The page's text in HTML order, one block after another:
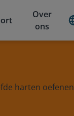
Over
ons
harten oefenen